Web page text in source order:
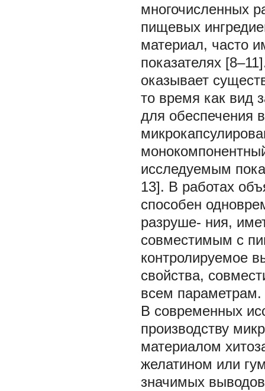
многочисленных
пищевых
материал, часто
показателях
оказывает
то время как вид
для обеспечения
исследуемым
13]. В работах
способен
разруше- ния,
совместимым с
контролируемое
свойства,
всем параметрам.
В современных
производству
материалом
желатином или
значимых